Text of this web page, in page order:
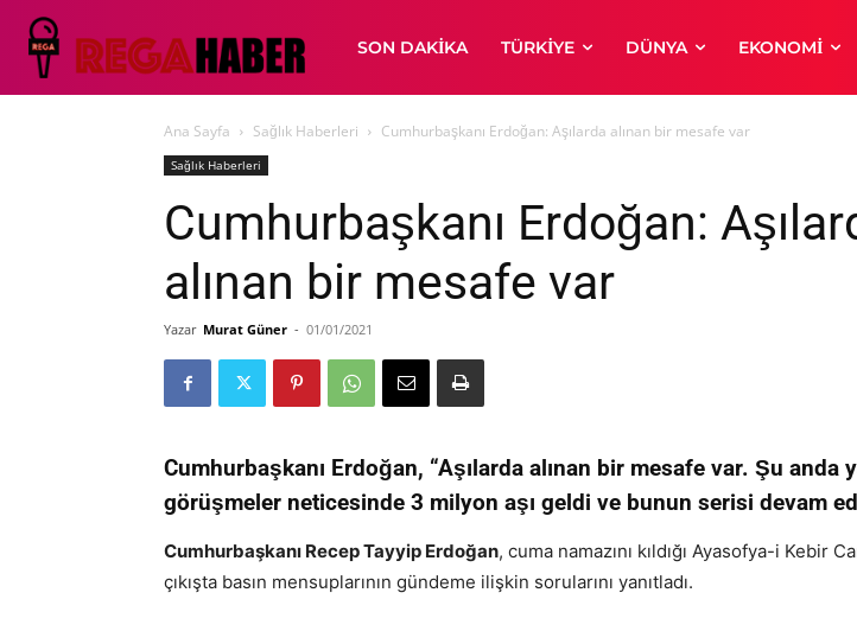
SON DAKIKA TÜRKIYE DÜNYA EKONOMI
Ana Sayfa Sağlık Haberleri Cumhurbaşkanı Erdoğan: Aşılarda alınan bir mesafe var
Sağlık Haberleri
Cumhurbaşkanı Erdoğan:
alınan bir mesafe var
Yazar Murat Güner - 01/01/2021
Cumhurbaşkanı Erdoğan, “Aşılarda alınan bir mesafe var. Şu anda
görüşmeler neticesinde 3 milyon aşı geldi ve bunun serisi devam
Cumhurbaşkanı Recep Tayyip Erdoğan, cuma namazını kıldığı Ayasofya-i Kebir
çıkışta basın mensuplarının gündeme ilişkin sorularını yanıtladı.